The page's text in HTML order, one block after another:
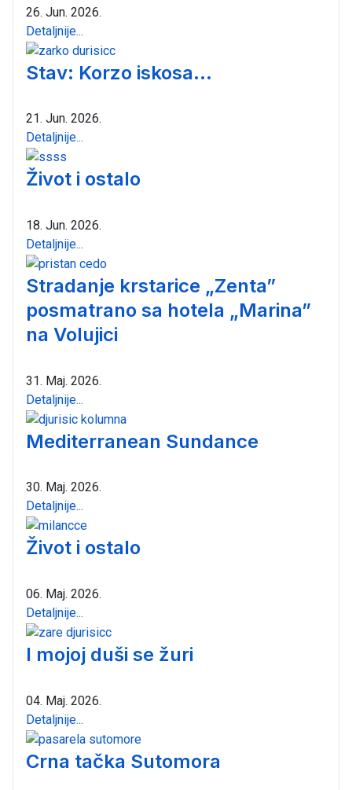
26. Jun. 2026.
Detaljnije...
Stav: Korzo iskosa...
21. Jun. 2026.
Detaljnije...
Život i ostalo
18. Jun. 2026.
Detaljnije...
Stradanje krstarice „Zenta”
posmatrano sa hotela „Marina”
na Volujici
31. Maj. 2026.
Detaljnije...
Mediterranean Sundance
30. Maj. 2026.
Detaljnije...
Život i ostalo
06. Maj. 2026.
Detaljnije...
I mojoj duši se žuri
04. Maj. 2026.
Detaljnije...
Crna tačka Sutomora